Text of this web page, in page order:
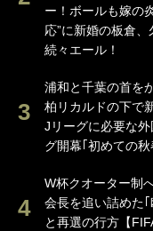
ー！ボールも嫁の
応”に新婚の板倉
続々エール！
浦和と千葉の首を
柏リカルドの下で
Jリーグに必要な
グ開幕｢初めての
W杯クオーター制
会長を追い詰めた
と再選の行方【